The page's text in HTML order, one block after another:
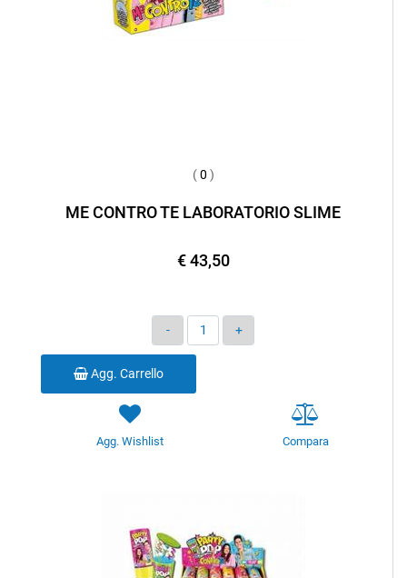
(0 )
ME CONTRO TE LABORATORIO SLIME
€ 43,50
Quantità
Agg. Carrello
Agg. Wishlist Compara